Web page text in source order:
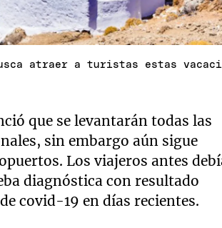
atraer a turistas estas
que se levantarán todas las
sin embargo aún sigue
Los viajeros antes
diagnóstica con resultado
covid-19 en días recientes.